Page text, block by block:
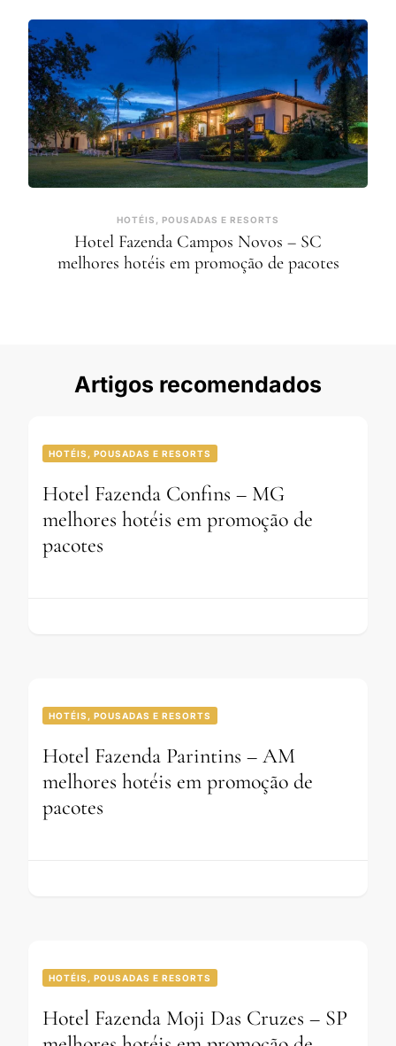
HOTÉIS, POUSADAS E RESORTS
Hotel Fazenda Campos Novos – SC
melhores hotéis em promoção de pacotes
Artigos recomendados
HOTÉIS, POUSADAS E RESORTS
Hotel Fazenda Confins – MG
melhores hotéis em promoção de
pacotes
HOTÉIS, POUSADAS E RESORTS
Hotel Fazenda Parintins – AM
melhores hotéis em promoção de
pacotes
HOTÉIS, POUSADAS E RESORTS
Hotel Fazenda Moji Das Cruzes – SP